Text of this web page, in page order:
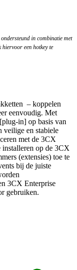
in combinatie met
hiervoor een hotkey te
– koppelen
eenvoudig. Met
in] op basis van
en stabiele
met de 3CX
op de 3CX
(extensies) toe te
bij de juiste
3CX Enterprise
gebruiken.